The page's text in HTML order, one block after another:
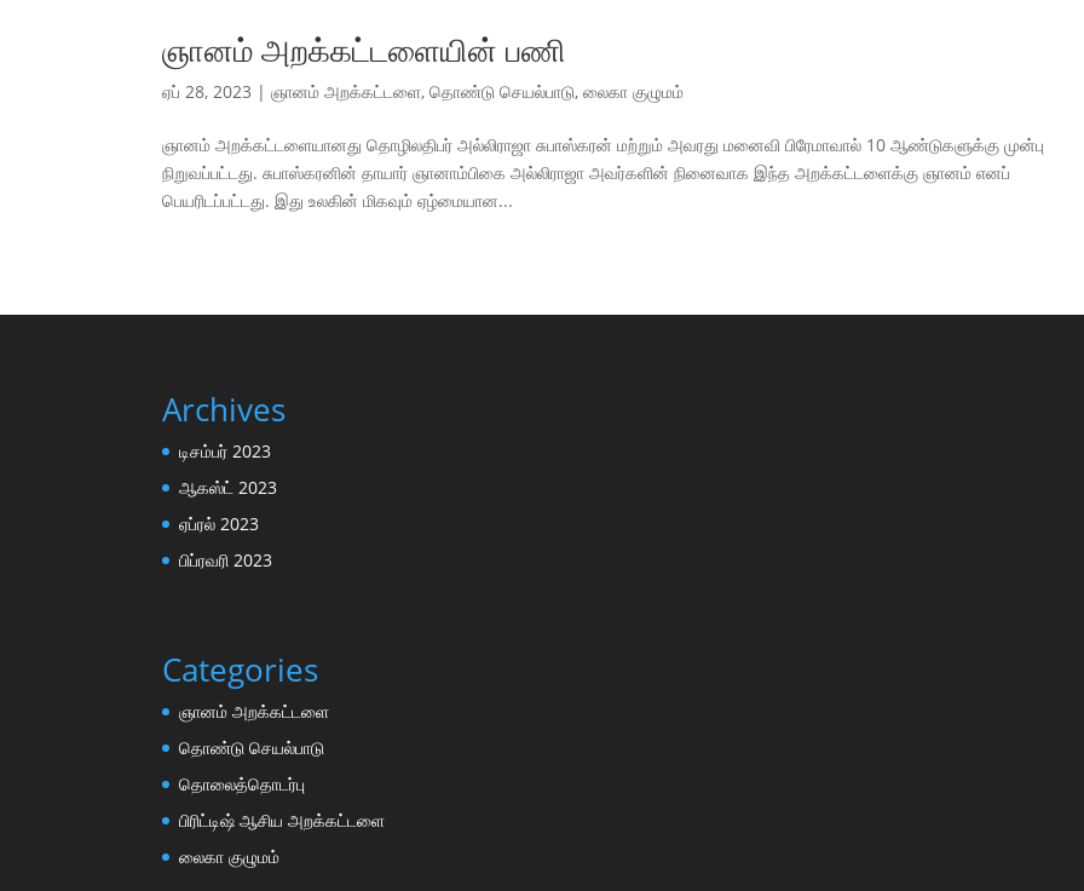
ஞானம் அறக்கட்டளையின் பணி
ஏப் 28, 2023 |ஞானம் அறக்கட்டளை,தொண்டு செயல்பாடு,லைகா குழுமம்
ஞானம் அறக்கட்டளையானது தொழிலதிபர் அல்லிராஜா சுபாஸ்கரன் மற்றும் அவரது மனைவி பிரேமாவால் 10 ஆண்டுகளுக்கு முன்பு
நிறுவப்பட்டது. சுபாஸ்கரனின் தாயார் ஞானாம்பிகை அல்லிராஜா அவர்களின் நினைவாக இந்த அறக்கட்டளைக்கு ஞானம் எனப்
பெயரிடப்பட்டது. இது உலகின் மிகவும் ஏழ்மையான...
Archives
டிசம்பர் 2023
ஆகஸ்ட் 2023
ஏப்ரல் 2023
பிப்ரவரி 2023
Categories
ஞானம் அறக்கட்டளை
தொண்டு செயல்பாடு
தொலைத்தொடர்பு
பிரிட்டிஷ் ஆசிய அறக்கட்டளை
லைகா குழுமம்